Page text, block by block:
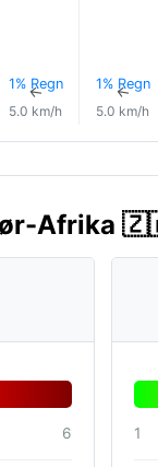
1% Regn
↑
5.0 km/h
1% Regn
↑
5.0 km/h
Afrika
6 1